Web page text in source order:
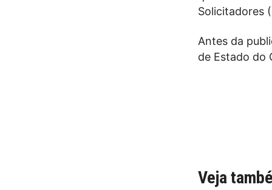
Solicitadores
Antes da
de Estado do
Veja